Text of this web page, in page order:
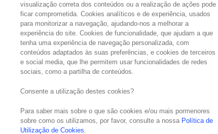
A
mútuo,
Por Teresa Lopes Gândara, Human
No dia-a-dia, trabalhamos para criar um
estejam nos nossos escritórios, nas
visualização correta dos conteúdos ou a realização de ações pode
ficar comprometida. Cookies analíticos e de experiência, usados
para monitorizar a navegação, ajudando-nos a melhorar a
experiência do site. Cookies de funcionalidade, que ajudam a que
tenha uma experiência de navegação personalizada, com
conteúdos adaptados às suas preferências, e cookies de terceiros
e social media, que lhe permitem usar funcionalidades de redes
sociais, como a partilha de conteúdos.
Consente a utilização destes cookies?
Para saber mais sobre o que são cookies e/ou mais pormenores
sobre como os utilizamos, por favor, consulte a nossa Política de
Utilização de Cookies.